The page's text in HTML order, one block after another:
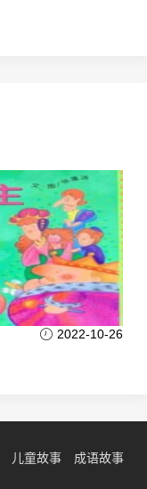
2022-10-26
儿童故事
成语故事